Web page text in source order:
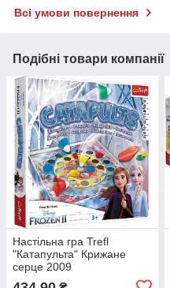
Всі умови повернення
Подібні товари компанії
Настільна гра Trefl
"Катапульта" Крижане
серце 2009